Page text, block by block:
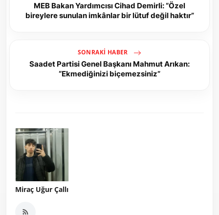
MEB Bakan Yardımcısı Cihad Demirli: “Özel
bireylere sunulan imkânlar bir lütuf değil haktır”
SONRAKI HABER
Saadet Partisi Genel Başkanı Mahmut Arıkan:
“Ekmediğinizi biçemezsiniz”
Miraç Uğur Çallı